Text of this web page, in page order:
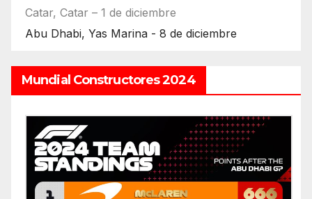
Catar, Catar – 1 de diciembre
Abu Dhabi, Yas Marina - 8 de diciembre
Mundial Constructores 2024